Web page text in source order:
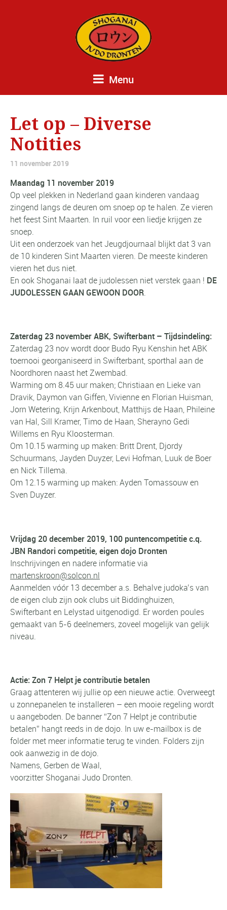
Menu
Let op – Diverse
Notities
11 november 2019
Maandag 11 november 2019
Op veel plekken in Nederland gaan kinderen vandaag
zingend langs de deuren om snoep op te halen. Ze vieren
het feest Sint Maarten. In ruil voor een liedje krijgen ze
snoep.
Uit een onderzoek van het Jeugdjournaal blijkt dat 3 van
de 10 kinderen Sint Maarten vieren. De meeste kinderen
vieren het dus niet.
En ook Shoganai laat de judolessen niet verstek gaan ! DE
JUDOLESSEN GAAN GEWOON DOOR.
Zaterdag 23 november ABK, Swifterbant – Tijdsindeling:
Zaterdag 23 nov wordt door Budo Ryu Kenshin het ABK
toernooi georganiseerd in Swifterbant, sporthal aan de
Noordhoren naast het Zwembad.
Warming om 8.45 uur maken; Christiaan en Lieke van
Dravik, Daymon van Giffen, Vivienne en Florian Huisman,
Jorn Wetering, Krijn Arkenbout, Matthijs de Haan, Phileine
van Hal, Sill Kramer, Timo de Haan, Sherayno Gedi
Willems en Ryu Kloosterman.
Om 10.15 warming up maken: Britt Drent, Djordy
Schuurmans, Jayden Duyzer, Levi Hofman, Luuk de Boer
en Nick Tillema.
Om 12.15 warming up maken: Ayden Tomassouw en
Sven Duyzer.
Vrijdag 20 december 2019, 100 puntencompetitie c.q.
JBN Randori competitie, eigen dojo Dronten
Inschrijvingen en nadere informatie via
martenskroon@solcon.nl
Aanmelden vóór 13 december a.s. Behalve judoka’s van
de eigen club zijn ook clubs uit Biddinghuizen,
Swifterbant en Lelystad uitgenodigd. Er worden poules
gemaakt van 5-6 deelnemers, zoveel mogelijk van gelijk
niveau.
Actie: Zon 7 Helpt je contributie betalen
Graag attenteren wij jullie op een nieuwe actie. Overweegt
u zonnepanelen te installeren – een mooie regeling wordt
u aangeboden. De banner “Zon 7 Helpt je contributie
betalen” hangt reeds in de dojo. In uw e-mailbox is de
folder met meer informatie terug te vinden. Folders zijn
ook aanwezig in de dojo.
Namens, Gerben de Waal,
voorzitter Shoganai Judo Dronten.